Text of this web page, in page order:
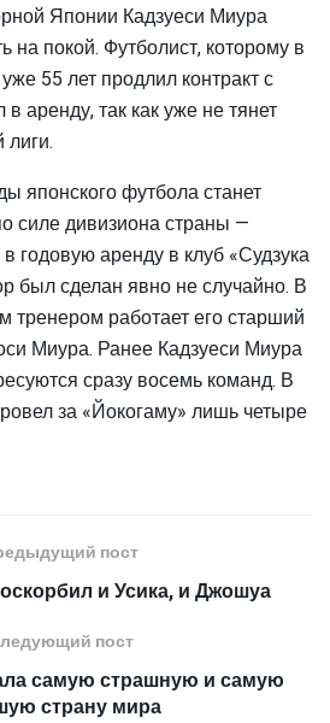
Японии Кадзуеси Миура
на покой. Футболист, которому в
55 лет продлил контракт с
аренду, так как уже не тянет
лиги.
японского футбола станет
силе дивизиона страны —
годовую аренду в клуб «Судзука
был сделан явно не случайно. В
тренером работает его старший
Миура. Ранее Кадзуеси Миура
сразу восемь команд. В
за «Йокогаму» лишь четыре
пост
и Усика, и Джошуа
пост
самую страшную и самую
страну мира